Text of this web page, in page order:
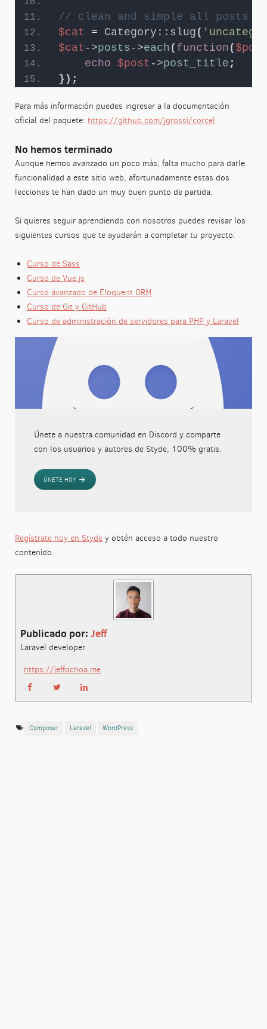
// clean and simple all posts
$cat = Category::slug (
$cat ->posts ->each ( function (
echo $post ->post_title ;
}) ;
Para más información puedes ingresar a la documentación
oficial del paquete: https://github.com/jgrossi/corcel
No hemos terminado
Aunque hemos avanzado un poco más, falta mucho para darle
funcionalidad a este sitio web, afortunadamente estas dos
lecciones te han dado un muy buen punto de partida.
Si quieres seguir aprendiendo con nosotros puedes revisar los
siguientes cursos que te ayudarán a completar tu proyecto:
Curso de Sass
Curso de Vue.js
Curso avanzado de Eloquent ORM
Curso de Git y GitHub
Curso de administración de servidores para PHP y Laravel
Únete a nuestra comunidad en Discord y comparte
con los usuarios y autores de Styde, 100% gratis.
ÚNETE HOY
Regístrate hoy en Stydey obtén acceso a todo nuestro
contenido.
Publicado por: Jeff
Laravel developer
https://jeffochoa.me
Composer Laravel WordPress